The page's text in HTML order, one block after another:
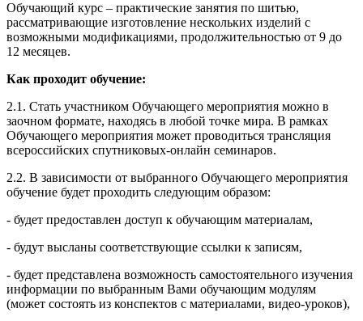
Обучающий курс – практические занятия по шитью,
рассматривающие изготовление нескольких изделий с
возможными модификациями, продолжительностью от 9 до
12 месяцев.
Как проходит обучение:
2.1. Стать участником Обучающего мероприятия можно в
заочном формате, находясь в любой точке мира. В рамках
Обучающего мероприятия может проводиться трансляция
всероссийских спутниковых-онлайн семинаров.
2.2. В зависимости от выбранного Обучающего мероприятия
обучение будет проходить следующим образом:
- будет предоставлен доступ к обучающим материалам,
- будут высланы соответствующие ссылки к записям,
- будет представлена возможность самостоятельного изучения
информации по выбранным Вами обучающим модулям
(может состоять из конспектов с материалами, видео-уроков),